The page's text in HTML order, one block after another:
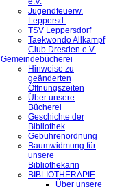
Jugendfeuerw.
Leppersd.
TSV Leppersdorf
Taekwondo Allkampf
Club Dresden e.V.
Gemeindebücherei
Hinweise zu
geänderten
Öffnungszeiten
Über unsere
Bücherei
Geschichte der
Bibliothek
Gebührenordnung
Baumwidmung für
unsere
Bibliothekarin
BIBLIOTHERAPIE
Über unsere